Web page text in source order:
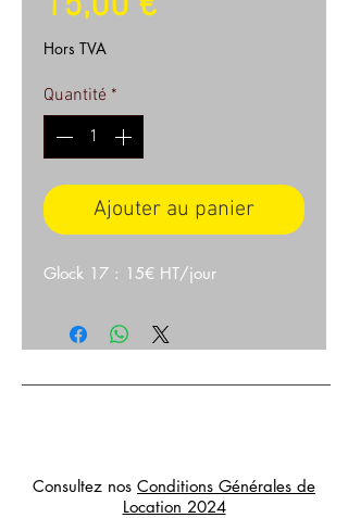
Hors TVA
Quantité *
Ajouter au panier
Glock 17 : 15€ HT/jour
Consultez nos Conditions Générales de
Location 2024